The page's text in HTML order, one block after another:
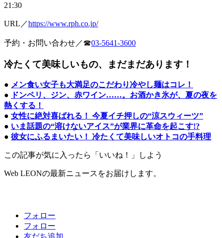
21:30
URL／https://www.rph.co.jp/
予約・お問い合わせ／☎03-5641-3600
冷たくて美味しいもの、まだまだあります！
● メン食い女子も大満足のこだわり冷やし麺はコレ！
●
ドンペリ、ジン、赤ワイン……。お酒かき氷が、夏の夜を
熱くする！
● 女性に絶対喜ばれる！ 今夏イチ押しの“涼スウィーツ”
● いま話題の“溶けないアイス”が業界に革命を起こす!?
● 彼女にふるまいたい！ 冷たくて美味しいオトコの手料理
この記事が気に入ったら「いいね！」しよう
Web LEONの最新ニュースをお届けします。
フォロー
フォロー